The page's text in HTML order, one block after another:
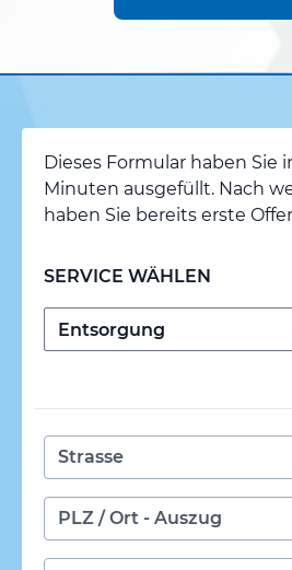
Dieses Formular haben Sie
Minuten ausgefüllt. Nach
haben Sie bereits erste
SERVICE WÄHLEN